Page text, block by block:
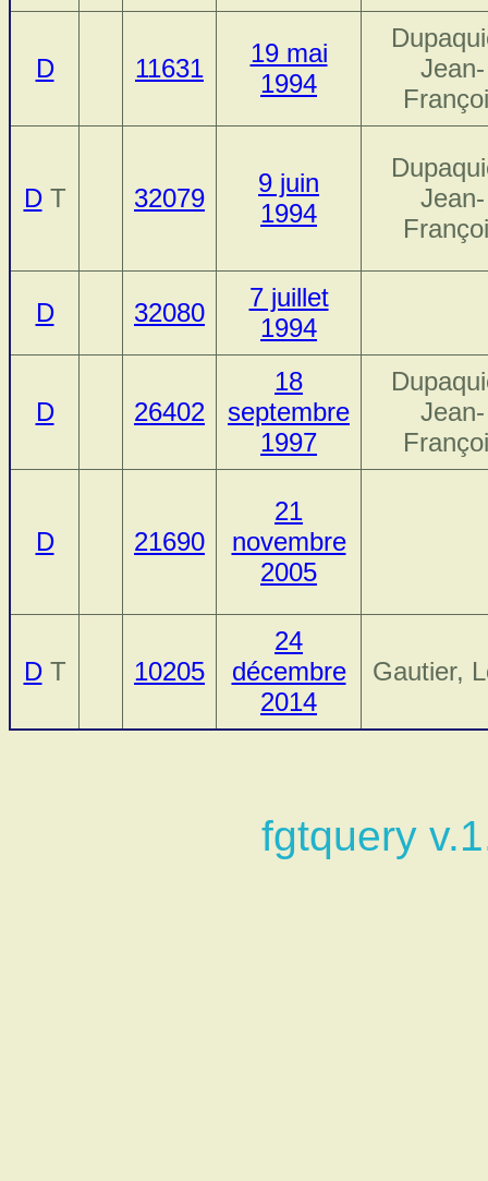
D 11631
19 mai
1994
Jean-
DT 32079
9 juin
1994
Jean-
D 32080
7 juillet
1994
D 26402
18
septembre
1997
Jean-
D 21690
21
novembre
2005
DT 10205
24
décembre
2014
Gautier,
fgtquery